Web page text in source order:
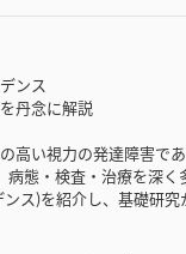
ンス
丹念に解説
高い視力の発達障害で
態・検査・治療を深く
ス)を紹介し、基礎研